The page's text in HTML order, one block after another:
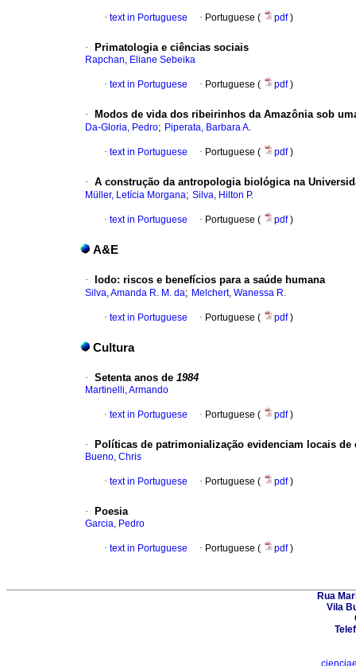
· text in Portuguese · Portuguese ( pdf)
· Primatologia e ciências sociais
Rapchan, Eliane Sebeika
· text in Portuguese · Portuguese ( pdf)
· Modos de vida dos ribeirinhos da Amazônia sob
Da-Gloria, Pedro; Piperata, Barbara A.
· text in Portuguese · Portuguese ( pdf)
· A construção da antropologia biológica na
Müller, Letícia Morgana; Silva, Hilton P.
· text in Portuguese · Portuguese ( pdf)
A&E
· Iodo: riscos e benefícios para a saúde humana
Silva, Amanda R. M. da; Melchert, Wanessa R.
· text in Portuguese · Portuguese ( pdf)
Cultura
· Setenta anos de 1984
Martinelli, Armando
· text in Portuguese · Portuguese ( pdf)
· Políticas de patrimonialização evidenciam locais
Bueno, Chris
· text in Portuguese · Portuguese ( pdf)
· Poesia
Garcia, Pedro
· text in Portuguese · Portuguese ( pdf)
Rua
Vila